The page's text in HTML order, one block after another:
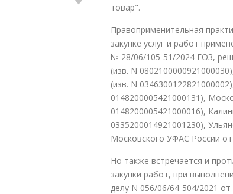
товар".
Правоприменительная
закупке услуг и работ
№ 28/06/105-51/2024 ГОЗ,
(изв. N
(изв. N
0148200005421000131),
0148200005421000016),
0335200014921001230),
Московского УФАС России от
Но также встречается и
закупки работ, при
делу N 056/06/64-504/2021